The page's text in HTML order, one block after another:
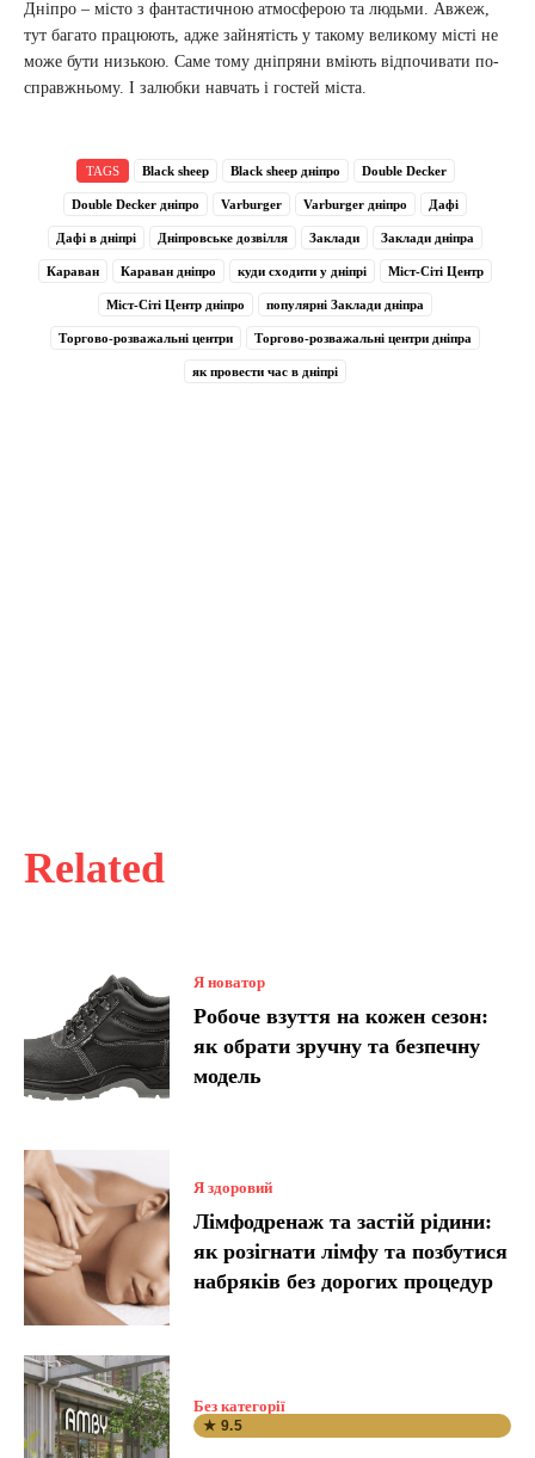
Related
Я новатор
Робоче взуття на кожен сезон:
як обрати зручну та безпечну
модель
Я здоровий
Лімфодренаж та застій рідини:
як розігнати лімфу та позбутися
набряків без дорогих процедур
Без категорії
★ 9.5
Дніпро – місто з фантастичною атмосферою та людьми. Авжеж,
тут багато працюють, адже зайнятість у такому великому місті не
може бути низькою. Саме тому дніпряни вміють відпочивати по-
справжньому. І залюбки навчать і гостей міста.
TAGS Black sheep Black sheep дніпро Double Decker
Double Decker дніпро Varburger Varburger дніпро Дафі
Дафі в дніпрі Дніпровське дозвілля Заклади Заклади дніпра
Караван Караван дніпро куди сходити у дніпрі Міст-Сіті Центр
Міст-Сіті Центр дніпро популярні Заклади дніпра
Торгово-розважальні центри Торгово-розважальні центри дніпра
як провести час в дніпрі